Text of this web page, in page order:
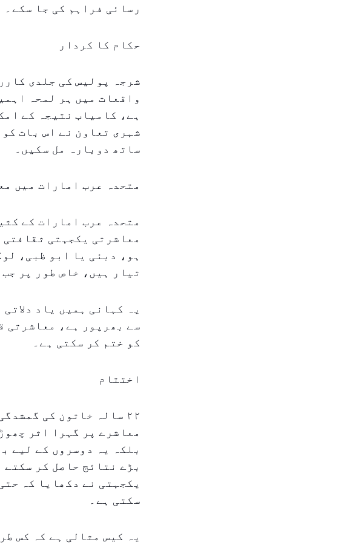
رسائی فراہم کی جا سکے۔
حکام کا کردار
شرجہ پولیس کی جلدی
واقعات میں ہر لمحہ
ہے، کامیاب نتیجہ کے
شہری تعاون نے اس بات
ساتھ دوبارہ مل سکیں۔
متحدہ عرب امارات میں
متحدہ عرب امارات کے
معاشرتی یکجہتی ثقافتی
ہو، دبئی یا ابو ظبی،
تیار ہیں، خاص طور پر
یہ کہانی ہمیں یاد
سے بھرپور ہے، معاشرتی
کو ختم کر سکتی ہے۔
اختتام
۲۲ سالہ خاتون کی
معاشرے پر گہرا اثر
بلکہ یہ دوسروں کے لیے
بڑے نتائج حاصل کر
یکجہتی نے دکھایا کہ
سکتی ہے۔
یہ کیس مثالی ہے کہ کس